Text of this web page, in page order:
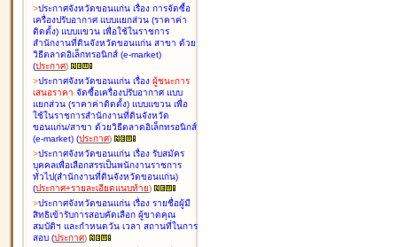
>ประกาศจังหวัดขอนแก่น เรื่อง การจัดซื้อ
เครื่องปรับอากาศ แบบแยกส่วน (ราคาค่า
ติดตั้ง) แบบแขวน เพื่อใช้ในราชการ
สำนักงานที่ดินจังหวัดขอนแก่น สาขา ด้วย
วิธีตลาดอิเล็กทรอนิกส์ (e-market)
(ประกาศ)
>ประกาศจังหวัดขอนแก่น เรื่อง ผู้ชนะการ
เสนอราคา จัดซื้อเครื่องปรับอากาศ แบบ
แยกส่วน (ราคาค่าติดตั้ง) แบบแขวน เพื่อ
ใช้ในราชการสำนักงานที่ดินจังหวัด
ขอนแก่น/สาขา ด้วยวิธีตลาดอิเล็กทรอนิกส์
(e-market) (ประกาศ)
>ประกาศจังหวัดขอนแก่น เรื่อง รับสมัคร
บุคคลเพื่อเลือกสรรเป็นพนักงานราชการ
ทั่วไป(สำนักงานที่ดินจังหวัดขอนแก่น)
(ประกาศ+รายละเอียดแนบท้าย)
>ประกาศจังหวัดขอนแก่น เรื่อง รายชื่อผู้มี
สิทธิเข้ารับการสอบคัดเลือก ผู้ขาดคุณ
สมบัติฯ และกำหนดวัน เวลา สถานที่ในการ
สอบ (ประกาศ)